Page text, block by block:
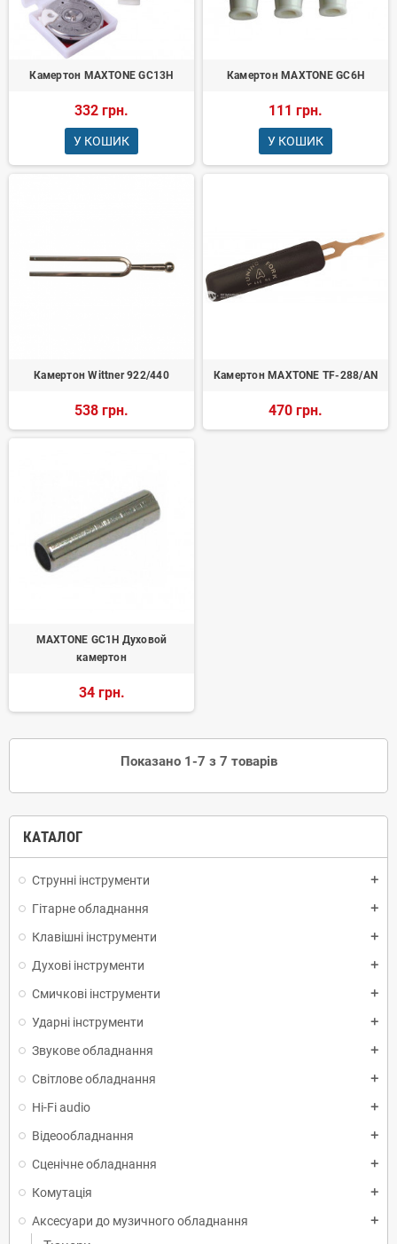
КАТАЛОГ
Струнні інструменти add
Гітарне обладнання add
Клавішні інструменти add
Духові інструменти add
Смичкові інструменти add
Ударні інструменти add
Звукове обладнання add
Світлове обладнання add
Hi-Fi audio add
Відеообладнання add
Сценічне обладнання add
Комутація add
Аксесуари до музичного обладнання add
Камертон MAXTONE GC13H
332 грн.
У КОШИК
Камертон MAXTONE GC6H
111 грн.
У КОШИК
Камертон Wittner 922/440
538 грн.
Камертон MAXTONE TF-288/AN
470 грн.
MAXTONE GC1H Духовой
камертон
34 грн.
Показано 1-7 з 7 товарів